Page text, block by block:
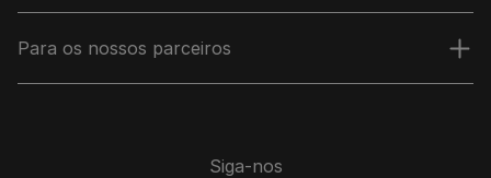
Para os nossos parceiros
Siga-nos